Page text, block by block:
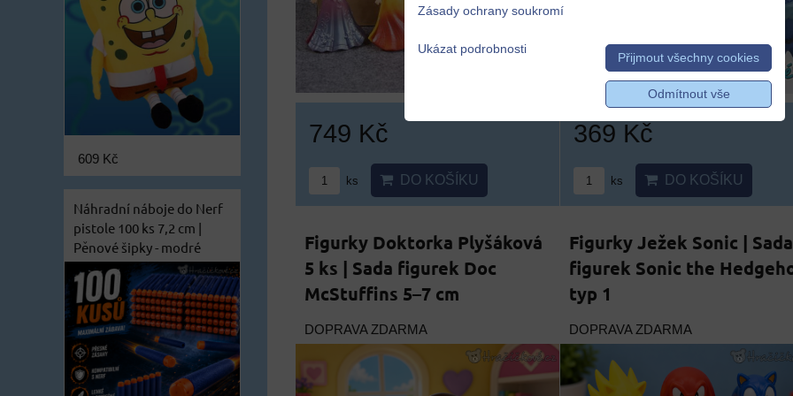
749 Kč
ks DO KOŠÍKU
369 Kč
ks DO KOŠÍKU
Figurky Doktorka Plyšáková
5 ks | Sada figurek Doc
McStuffins 5–7 cm
DOPRAVA ZDARMA
Figurky Ježek Sonic |
figurek Sonic the
typ 1
DOPRAVA ZDARMA
609 Kč
Náhradní náboje do Nerf
pistole 100 ks 7,2 cm |
Pěnové šipky - modré
Zásady ochrany soukromí
Ukázat podrobnosti
Přijmout všechny cookies
Odmítnout vše